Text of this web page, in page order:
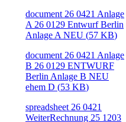
document 26 0421 Anlage
A 26 0129 Entwurf Berlin
Anlage A NEU (57 KB)
document 26 0421 Anlage
B 26 0129 ENTWURF
Berlin Anlage B NEU
ehem D (53 KB)
spreadsheet 26 0421
WeiterRechnung 25 1203